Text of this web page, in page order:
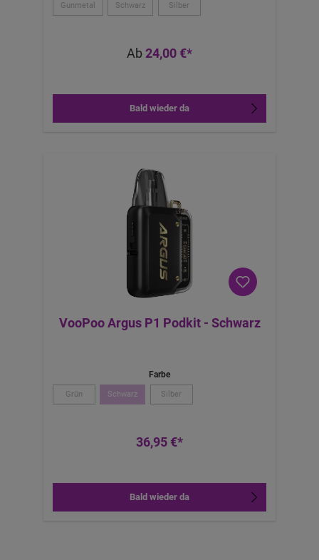
Gunmetal Schwarz Silber
Ab24,00 €*
Bald wieder da
VooPoo Argus P1 Podkit - Schwarz
Farbe
Grün Schwarz Silber
36,95 €*
Bald wieder da